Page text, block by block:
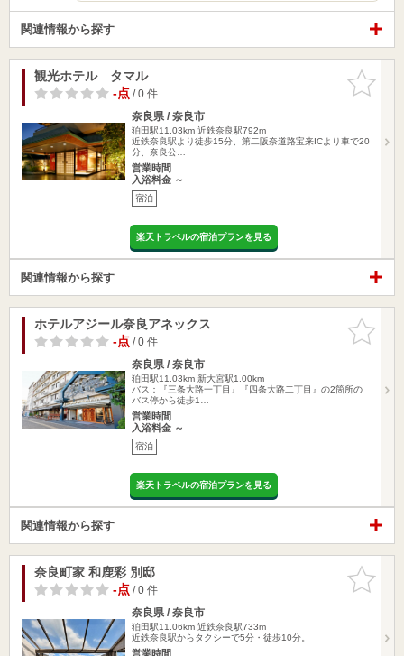
関連情報から探す
お気に入
りに追加
観光ホテル タマル
-点/ 0 件
奈良県 / 奈良市
狛田駅11.03km 近鉄奈良駅792m
近鉄奈良駅より徒歩15分、第二阪奈道路宝来ICより車で20
分、奈良公…
営業時間
入浴料金 ～
宿泊
楽天トラベルの宿泊プランを見る
関連情報から探す
お気に入
りに追加
ホテルアジール奈良アネックス
-点/ 0 件
奈良県 / 奈良市
狛田駅11.03km 新大宮駅1.00km
バス：『三条大路一丁目』『四条大路二丁目』の2箇所の
バス停から徒歩1…
営業時間
入浴料金 ～
宿泊
楽天トラベルの宿泊プランを見る
関連情報から探す
お気に入
りに追加
奈良町家 和鹿彩 別邸
-点/ 0 件
奈良県 / 奈良市
狛田駅11.06km 近鉄奈良駅733m
近鉄奈良駅からタクシーで5分・徒歩10分。
営業時間